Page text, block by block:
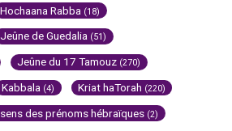
Hochaana Rabba (18)
Jeûne de Guedalia (51)
Jeûne du 17 Tamouz (270)
Kabbala (4) Kriat haTorah (220)
des prénoms hébraïques (2)